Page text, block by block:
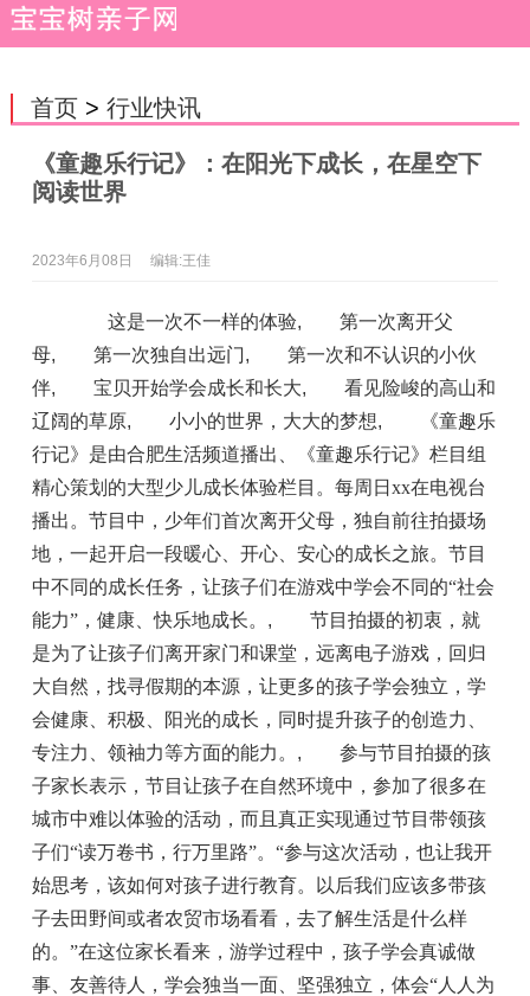
首页> 行业快讯
《童趣乐行记》：在阳光下成长，在星空下
阅读世界
2023年6月08日 编辑:王佳
这是一次不一样的体验, 第一次离开父
母, 第一次独自出远门, 第一次和不认识的小伙
伴, 宝贝开始学会成长和长大, 看见险峻的高山和
辽阔的草原, 小小的世界，大大的梦想, 《童趣乐
行记》是由合肥生活频道播出、《童趣乐行记》栏目组
精心策划的大型少儿成长体验栏目。每周日xx在电视台
播出。节目中，少年们首次离开父母，独自前往拍摄场
地，一起开启一段暖心、开心、安心的成长之旅。节目
中不同的成长任务，让孩子们在游戏中学会不同的“社会
能力”，健康、快乐地成长。 , 节目拍摄的初衷，就
是为了让孩子们离开家门和课堂，远离电子游戏，回归
大自然，找寻假期的本源，让更多的孩子学会独立，学
会健康、积极、阳光的成长，同时提升孩子的创造力、
专注力、领袖力等方面的能力。 , 参与节目拍摄的孩
子家长表示，节目让孩子在自然环境中，参加了很多在
城市中难以体验的活动，而且真正实现通过节目带领孩
子们“读万卷书，行万里路”。“参与这次活动，也让我开
始思考，该如何对孩子进行教育。以后我们应该多带孩
子去田野间或者农贸市场看看，去了解生活是什么样
的。”在这位家长看来，游学过程中，孩子学会真诚做
事、友善待人，学会独当一面、坚强独立，体会“人人为